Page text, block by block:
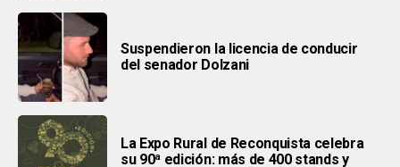
Suspendieron la licencia de conducir
del senador Dolzani
La Expo Rural de Reconquista celebra
su 90ª edición: más de 400 stands y